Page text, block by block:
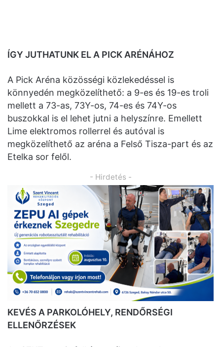
ÍGY JUTHATUNK EL A PICK ARÉNÁHOZ
A Pick Aréna közösségi közlekedéssel is
könnyedén megközelíthető: a 9-es és 19-es troli
mellett a 73-as, 73Y-os, 74-es és 74Y-os
buszokkal is el lehet jutni a helyszínre. Emellett
Lime elektromos rollerrel és autóval is
megközelíthető az aréna a Felső Tisza-part és az
Etelka sor felől.
- Hirdetés -
KEVÉS A PARKOLÓHELY, RENDŐRSÉGI
ELLENŐRZÉSEK